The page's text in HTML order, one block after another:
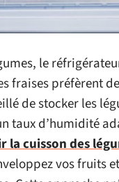
le
fraises préfèrent
de stocker les
taux d’humidité
la cuisson des
vos fruits